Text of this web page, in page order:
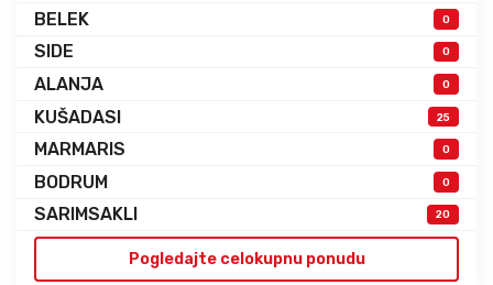
BELEK 0
SIDE 0
ALANJA 0
KUŠADASI 25
MARMARIS 0
BODRUM 0
SARIMSAKLI 20
Pogledajte celokupnu ponudu